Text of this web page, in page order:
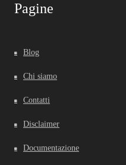
Pagine
Blog
Chi siamo
Contatti
Disclaimer
Documentazione